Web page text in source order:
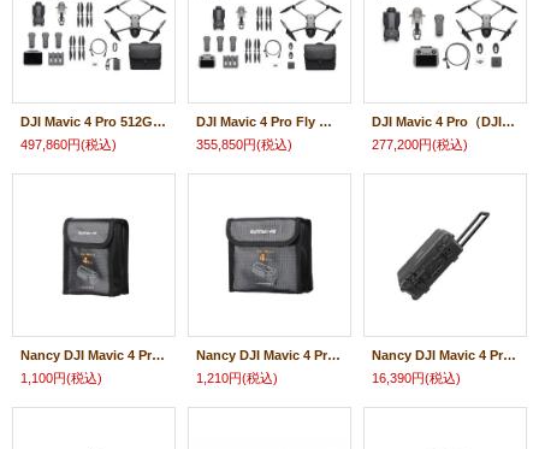
DJI Mavic 4 Pro 512GB クリエイターコンボ(DJI RC Pro 2付属) 23457
497,860円(税込)
DJI Mavic 4 Pro Fly Moreコンボ（DJI RC 2付属）23456
355,850円(税込)
DJI Mavic 4 Pro（DJI RC 2付属）23455
277,200円(税込)
Nancy DJI Mavic 4 Pro用 バッテリー収納バッグ【バッテリー2個用】【DJI Mavic4 PRO】23941
1,100円(税込)
Nancy DJI Mavic 4 Pro用 バッテリー収納バッグ【バッテリー3個用】【DJI Mavic4 PRO】23942
1,210円(税込)
Nancy DJI Mavic 4 Pro用 防水ハードケース【DJI Mavic4 PRO】23974
16,390円(税込)